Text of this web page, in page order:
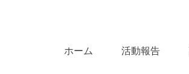
ホーム 活動報告